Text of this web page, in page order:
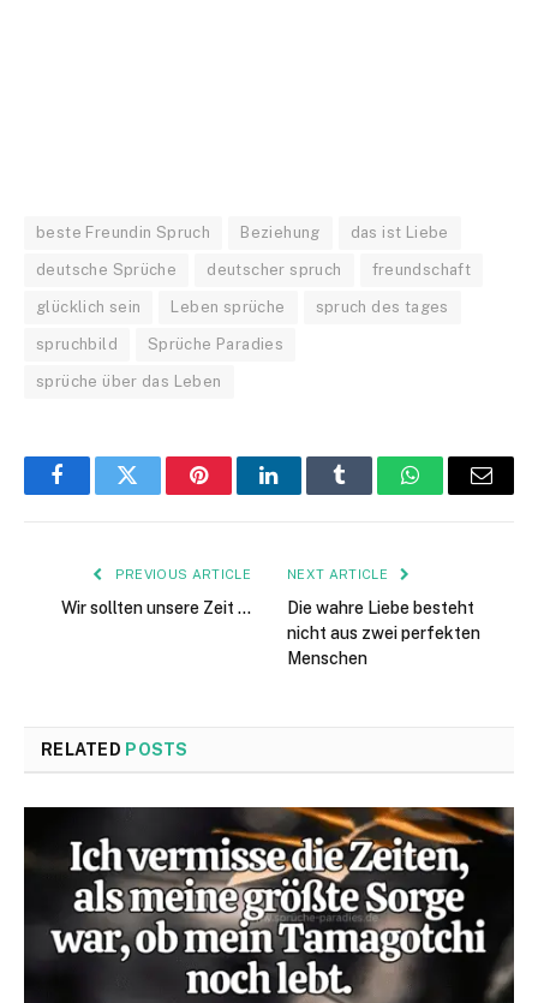
beste Freundin Spruch Beziehung das ist Liebe
deutsche Sprüche deutscher spruch freundschaft
glücklich sein Leben sprüche spruch des tages
spruchbild Sprüche Paradies
sprüche über das Leben
FacebookTwitter PinterestLinkedInTumblr WhatsAppEmail
PREVIOUS ARTICLE
Wir sollten unsere Zeit …
NEXT ARTICLE
Die wahre Liebe besteht
nicht aus zwei perfekten
Menschen
RELATED POSTS